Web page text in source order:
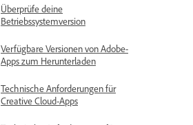
Überprüfe deine
Betriebssystemversion
Verfügbare Versionen von Adobe-
Apps zum Herunterladen
Technische Anforderungen für
Creative Cloud-Apps